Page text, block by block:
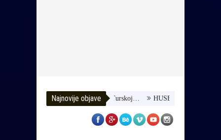
Najnovije objave
joj da dobije terapiju u Turskoj… HUSE TATAREVIĆ